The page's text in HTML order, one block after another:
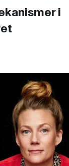
i